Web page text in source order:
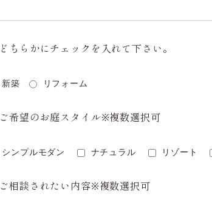
どちらかにチェックを入れて下さい。
新築 リフォーム
ご希望のお庭スタイル※複数選択可
シンプルモダン ナチュラル リゾート
ご相談されたい内容※複数選択可